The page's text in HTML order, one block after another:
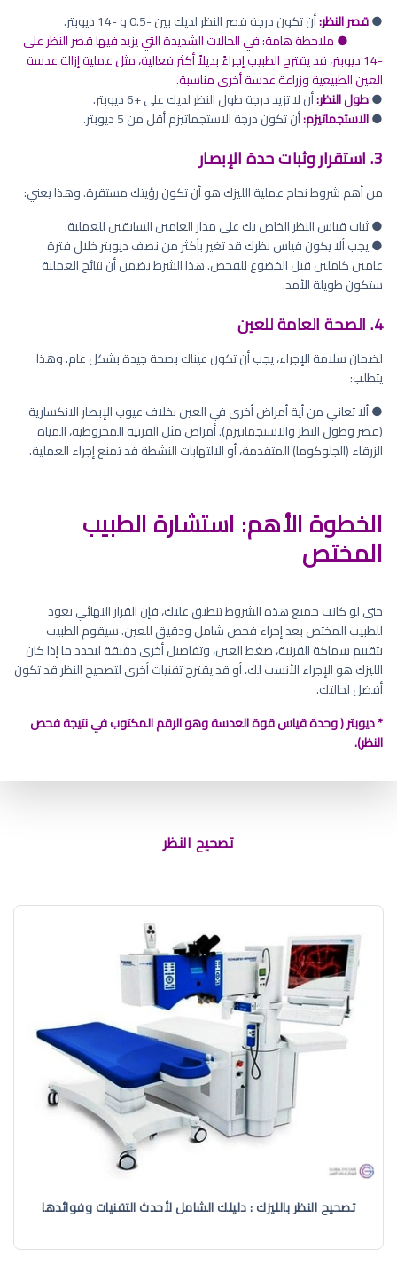
●قصر النظر:أن تكون درجة قصر النظر لديك بين -0.5 و -14 ديوبتر.
● ملاحظة هامة: في الحالات الشديدة التي يزيد فيها قصر النظر على
-14 ديوبتر، قد يقترح الطبيب إجراءً بديلاً أكثر فعالية، مثل عملية إزالة عدسة
العين الطبيعية وزراعة عدسة أخرى مناسبة.
●طول النظر:أن لا تزيد درجة طول النظر لديك على +6 ديوبتر.
●الاستجماتيزم:أن تكون درجة الاستجماتيزم أقل من 5 ديوبتر.
3. استقرار وثبات حدة الإبصار
من أهم شروط نجاح عملية الليزك هو أن تكون رؤيتك مستقرة. وهذا يعني:
● ثبات قياس النظر الخاص بك على مدار العامين السابقين للعملية.
● يجب ألا يكون قياس نظرك قد تغير بأكثر من نصف ديوبتر خلال فترة
عامين كاملين قبل الخضوع للفحص. هذا الشرط يضمن أن نتائج العملية
ستكون طويلة الأمد.
4. الصحة العامة للعين
لضمان سلامة الإجراء، يجب أن تكون عيناك بصحة جيدة بشكل عام. وهذا
يتطلب:
● ألا تعاني من أية أمراض أخرى في العين بخلاف عيوب الإبصار الانكسارية
(قصر وطول النظر والاستجماتيزم). أمراض مثل القرنية المخروطية، المياه
الزرقاء (الجلوكوما) المتقدمة، أو الالتهابات النشطة قد تمنع إجراء العملية.
الخطوة الأهم: استشارة الطبيب
المختص
حتى لو كانت جميع هذه الشروط تنطبق عليك، فإن القرار النهائي يعود
للطبيب المختص بعد إجراء فحص شامل ودقيق للعين. سيقوم الطبيب
بتقييم سماكة القرنية، ضغط العين، وتفاصيل أخرى دقيقة ليحدد ما إذا كان
الليزك هو الإجراء الأنسب لك، أو قد يقترح تقنيات أخرى لتصحيح النظر قد تكون
أفضل لحالتك.
* ديوبتر ( وحدة قياس قوة العدسة وهو الرقم المكتوب في نتيجة فحص
النظر).
تصحيح النظر
تصحيح النظر بالليزك : دليلك الشامل لأحدث التقنيات وفوائدها